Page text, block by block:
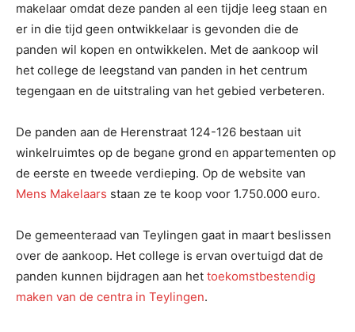
makelaar omdat deze panden al een tijdje leeg staan en
er in die tijd geen ontwikkelaar is gevonden die de
panden wil kopen en ontwikkelen. Met de aankoop wil
het college de leegstand van panden in het centrum
tegengaan en de uitstraling van het gebied verbeteren.
De panden aan de Herenstraat 124-126 bestaan uit
winkelruimtes op de begane grond en appartementen op
de eerste en tweede verdieping. Op de website van
Mens Makelaars staan ze te koop voor 1.750.000 euro.
De gemeenteraad van Teylingen gaat in maart beslissen
over de aankoop. Het college is ervan overtuigd dat de
panden kunnen bijdragen aan het toekomstbestendig
maken van de centra in Teylingen.